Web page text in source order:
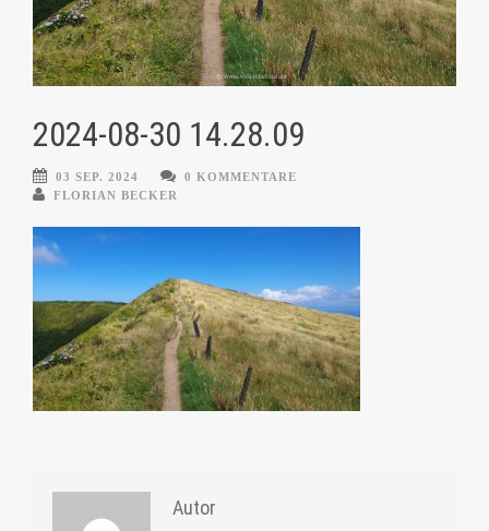
2024-08-30 14.28.09
03 SEP. 2024
0 KOMMENTARE
FLORIAN BECKER
Autor